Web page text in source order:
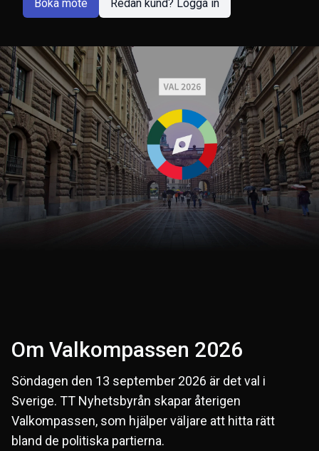
Boka möte Redan kund? Logga in
Om Valkompassen 2026
Söndagen den 13 september 2026 är det val i
Sverige. TT Nyhetsbyrån skapar återigen
Valkompassen, som hjälper väljare att hitta rätt
bland de politiska partierna.